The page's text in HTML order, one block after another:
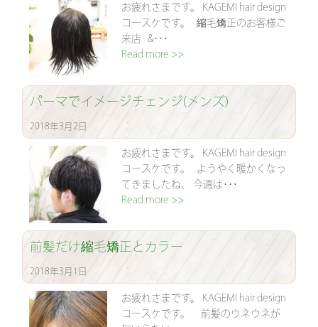
お疲れさまです。 KAGEMI hair design
コースケです。 縮毛矯正のお客様ご
来店 &･･･
Read more >>
パーマでイメージチェンジ(メンズ)
2018年3月2日
お疲れさまです。 KAGEMI hair design
コースケです。 ようやく暖かくなっ
てきましたね、 今週は･･･
Read more >>
前髪だけ縮毛矯正とカラー
2018年3月1日
お疲れさまです。 KAGEMI hair design
コースケです。 前髪のウネウネが